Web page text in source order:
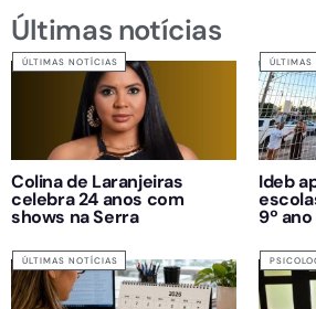
Últimas notícias
ÚLTIMAS NOTÍCIAS
Colina de Laranjeiras
celebra 24 anos com
shows na Serra
ÚLTIMAS
Ideb
9º ano
ÚLTIMAS NOTÍCIAS